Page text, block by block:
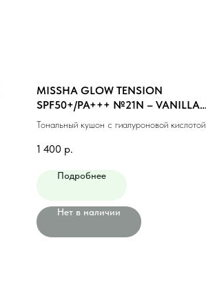
MISSHA GLOW TENSION
SPF50+/PA+++ №21N – VANILLA
(NEUTRAL) (15gr)
Тональный кушон с гиалуроновой кислотой
1 400 р.
Подробнее
Нет в наличии